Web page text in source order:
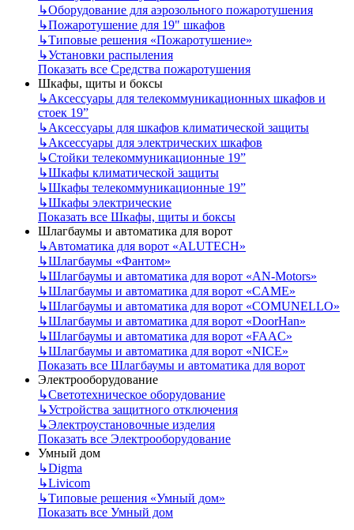
↳Оборудование для аэрозольного пожаротушения
↳Пожаротушение для 19" шкафов
↳Типовые решения «Пожаротушение»
↳Установки распыления
Показать все Средства пожаротушения
Шкафы, щиты и боксы
↳Аксессуары для телекоммуникационных шкафов и
стоек 19”
↳Аксессуары для шкафов климатической защиты
↳Аксессуары для электрических шкафов
↳Стойки телекоммуникационные 19”
↳Шкафы климатической защиты
↳Шкафы телекоммуникационные 19”
↳Шкафы электрические
Показать все Шкафы, щиты и боксы
Шлагбаумы и автоматика для ворот
↳Автоматика для ворот «ALUTECH»
↳Шлагбаумы «Фантом»
↳Шлагбаумы и автоматика для ворот «AN-Motors»
↳Шлагбаумы и автоматика для ворот «CAME»
↳Шлагбаумы и автоматика для ворот «COMUNELLO»
↳Шлагбаумы и автоматика для ворот «DoorHan»
↳Шлагбаумы и автоматика для ворот «FAAC»
↳Шлагбаумы и автоматика для ворот «NICE»
Показать все Шлагбаумы и автоматика для ворот
Электрооборудование
↳Светотехническое оборудование
↳Устройства защитного отключения
↳Электроустановочные изделия
Показать все Электрооборудование
Умный дом
↳Digma
↳Livicom
↳Типовые решения «Умный дом»
Показать все Умный дом